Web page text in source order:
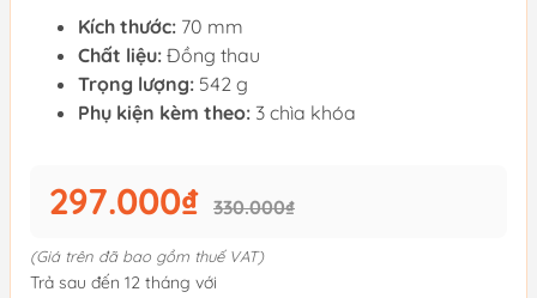
Kích thước: 70 mm
Chất liệu: Đồng thau
Trọng lượng: 542 g
Phụ kiện kèm theo: 3 chìa khóa
297.000₫ 330.000₫
(Giá trên đã bao gồm thuế VAT)
Trả sau đến 12 tháng với